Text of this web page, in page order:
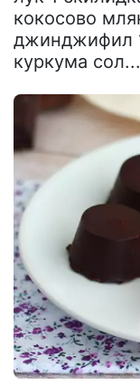
кокосово
джинджифил
куркума сол...